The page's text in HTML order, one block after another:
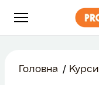
Головна Курси